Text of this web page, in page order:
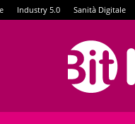
Industry 5.0 Sanità Digitale